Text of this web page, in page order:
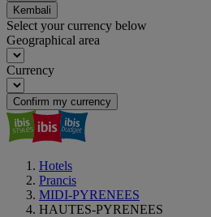
Kembali
Select your currency below
Geographical area
Currency
Confirm my currency
Hotels
Prancis
MIDI-PYRENEES
HAUTES-PYRENEES